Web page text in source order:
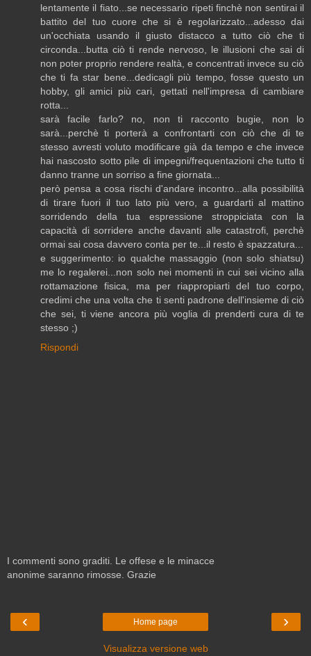
lentamente il fiato...se necessario ripeti finchè non sentirai il
battito del tuo cuore che si è regolarizzato...adesso dai
un'occhiata usando il giusto distacco a tutto ciò che ti
circonda...butta ciò ti rende nervoso, le illusioni che sai di
non poter proprio rendere realtà, e concentrati invece su ciò
che ti fa star bene...dedicagli più tempo, fosse questo un
hobby, gli amici più cari, gettati nell'impresa di cambiare
rotta...
sarà facile farlo? no, non ti racconto bugie, non lo
sarà...perchè ti porterà a confrontarti con ciò che di te
stesso avresti voluto modificare già da tempo e che invece
hai nascosto sotto pile di impegni/frequentazioni che tutto ti
danno tranne un sorriso a fine giornata...
però pensa a cosa rischi d'andare incontro...alla possibilità
di tirare fuori il tuo lato più vero, a guardarti al mattino
sorridendo della tua espressione stroppiciata con la
capacità di sorridere anche davanti alle catastrofi, perchè
ormai sai cosa davvero conta per te...il resto è spazzatura...
e suggerimento: io qualche massaggio (non solo shiatsu)
me lo regalerei...non solo nei momenti in cui sei vicino alla
rottamazione fisica, ma per riappropiarti del tuo corpo,
credimi che una volta che ti senti padrone dell'insieme di ciò
che sei, ti viene ancora più voglia di prenderti cura di te
stesso ;)
Rispondi
I commenti sono graditi. Le offese e le minacce
anonime saranno rimosse. Grazie
‹ ›
Home page
Visualizza versione web